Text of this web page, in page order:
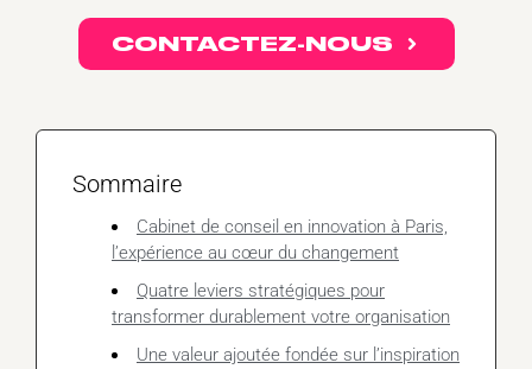
CONTACTEZ-NOUS
Sommaire
Cabinet de conseil en innovation à Paris,
l’expérience au cœur du changement
Quatre leviers stratégiques pour
transformer durablement votre organisation
Une valeur ajoutée fondée sur l’inspiration